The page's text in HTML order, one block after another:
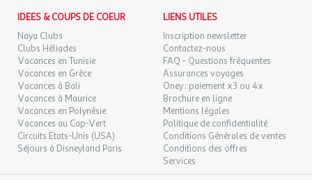
IDEES & COUPS DE COEUR
Naya Clubs
Clubs Héliades
Vacances en Tunisie
Vacances en Grèce
Vacances à Bali
Vacances à Maurice
Vacances en Polynésie
Vacances au Cap-Vert
Circuits Etats-Unis (USA)
Séjours à Disneyland Paris
LIENS UTILES
Inscription newsletter
Contactez-nous
FAQ - Questions fréquentes
Assurances voyages
Oney : paiement x3 ou 4x
Brochure en ligne
Mentions légales
Politique de confidentialité
Conditions Générales de ventes
Conditions des offres
Services